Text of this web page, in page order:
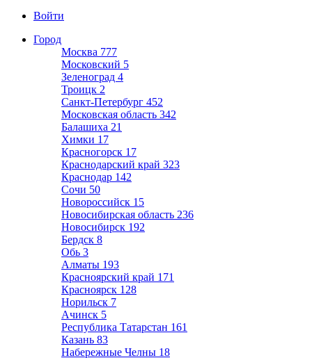
Войти
Город
Москва 777
Московский 5
Зеленоград 4
Троицк 2
Санкт-Петербург 452
Московская область 342
Балашиха 21
Химки 17
Красногорск 17
Краснодарский край 323
Краснодар 142
Сочи 50
Новороссийск 15
Новосибирская область 236
Новосибирск 192
Бердск 8
Обь 3
Алматы 193
Красноярский край 171
Красноярск 128
Норильск 7
Ачинск 5
Республика Татарстан 161
Казань 83
Набережные Челны 18